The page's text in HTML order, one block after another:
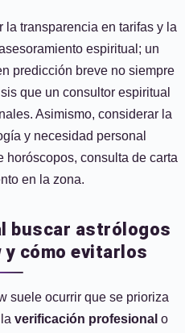
la transparencia en tarifas y la
espiritual; un
predicción breve no siempre
que un consultor espiritual
Asimismo, considerar la
y necesidad personal
horóscopos, consulta de carta
en la zona.
buscar astrólogos
y cómo evitarlos
suele ocurrir que se prioriza
verificación profesional o